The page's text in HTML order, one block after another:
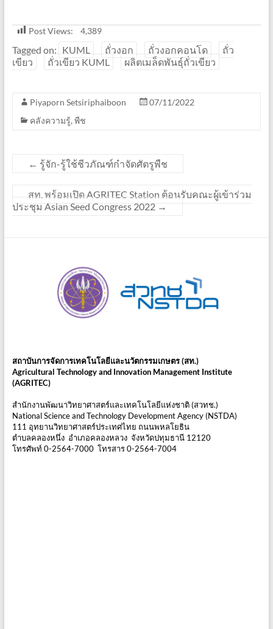
Post Views: 4,389
Tagged on: KUML ถั่วงอก ถั่วงอกคอนโด
ถั่ว
เขียว
ถั่วเขียว KUML ผลิตเมล็ดพันธุ์ถั่วเขียว
Piyaporn Setsiriphaiboon
07/11/2022
คลังความรู้, พืช
← รู้จัก-รู้ใช้ชีวภัณฑ์กำจัดศัตรูพืช
สท. พร้อมเปิด AGRITEC Station ต้อนรับคณะผู้เข้าร่วม
ประชุม Asian Seed Congress 2022 →
สถาบันการจัดการเทคโนโลยีและนวัตกรรมเกษตร (สท.)
Agricultural Technology and Innovation Management Institute
(AGRITEC)
สำนักงานพัฒนาวิทยาศาสตร์และเทคโนโลยีแห่งชาติ (สวทช.)
National Science and Technology Development Agency (NSTDA)
111 อุทยานวิทยาศาสตร์ประเทศไทย ถนนพหลโยธิน
ตำบลคลองหนึ่ง อำเภอคลองหลวง จังหวัดปทุมธานี 12120
โทรศัพท์ 0-2564-7000 โทรสาร 0-2564-7004